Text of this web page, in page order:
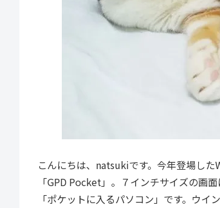
こんにちは、natsukiです。今年登場し
「GPD Pocket」。７インチサイズの画
「ポケットに入るパソコン」です。ウイ